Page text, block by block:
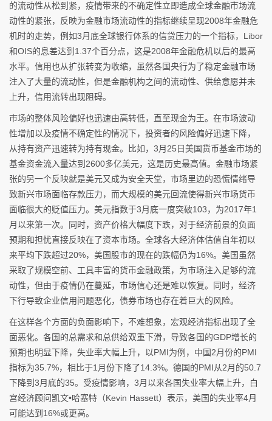
的流动性从松到紧，疫情带来的不确定性立即造成全球金融市场流
动性的紧张，反映为金融市场流动性的指标继续呈现2008年金融危
机时的走势，例如3月底全球银行体系的信贷压力的一个指标，Libor
和OIS的息差达到1.37个百分点，这是2008年金融危机以后的最高
水平。信用也从扩张转变为收缩，虽然各国央行为了稳定金融市场
注入了大量的流动性，但是金融机构之间的流动性、供给意愿并未
上升，信用流转出现阻碍。
市场的整体风险偏好也迅速由高转低，直至现金为王。在市场波动
性增加以及疫情不确定性的情况下，投资者的风险偏好迅速下降，
从持有资产迅速转为持有现金。比如，3月25日美国货币基金市场的
基金资金流入量达到2600多亿美元，这是历史最高值。金融市场紧
张的另一个反映就是美元又成为安全天堂，市场里边的恐慌情绪导
致新兴市场面临存款压力，而大规模的美元回流使得新兴市场货币
面临很大的贬值压力。美元指数于3月底一度突破103，为2017年1
月以来第一次。同时，资产价格大幅度下跌，对于经济前景的负面
预期和担忧直接反映在了资本市场。全球各大经济体估值自年初以
来平均下跌超过20%，美国股市的现在的跌幅仍为16%。美国虽然
采取了规模空前、工具丰富的货币金融政策，为市场注入足够的流
动性，但由于疫情仍在蔓延，市场信心还是难以恢复。同时，经济
下行导致企业信用问题恶化，债券市场也存在着巨大的风险。
在这样各个方面的负面影响下，不难想象，宏观经济指标出现了全
面恶化。各国的总需求和总供给双重下滑，导致各国的GDP增长的
预期也明显下降，失业率大幅上升，以PMI为例，中国2月份的PMI
指标为35.7%，相比于1月份下降了14.3%。德国的PMI从2月的50.7
下降到3月底的35。受疫情影响，3月以来各国失业率大幅上升，白
宫经济顾问凯文•哈塞特（Kevin Hassett）表示，美国的失业率4月
可能达到16%或更高。